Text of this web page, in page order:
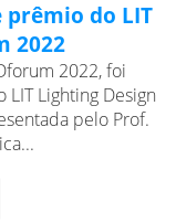
do LIT
2022
2022, foi
Lighting Design
pelo Prof.